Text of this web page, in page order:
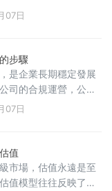
07日
步驟
是企業長期穩定發展
司的合規運營，公司
查。本文將詳細介紹
步驟。
07日
值
市場，估值永遠是至
值模型往往反映了資